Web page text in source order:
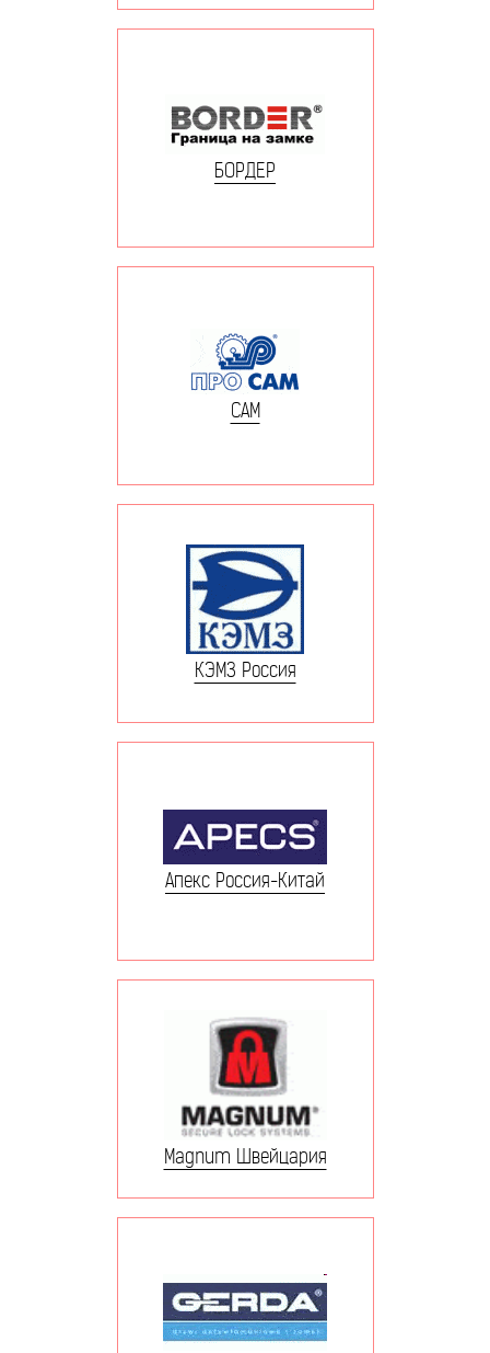
БОРДЕР
САМ
КЭМЗ Россия
Апекс Россия-Китай
Magnum Швейцария